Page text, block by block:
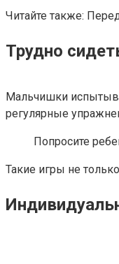
Читайте также:
Трудно
Мальчишки
регулярные
Попросите
Такие игры не